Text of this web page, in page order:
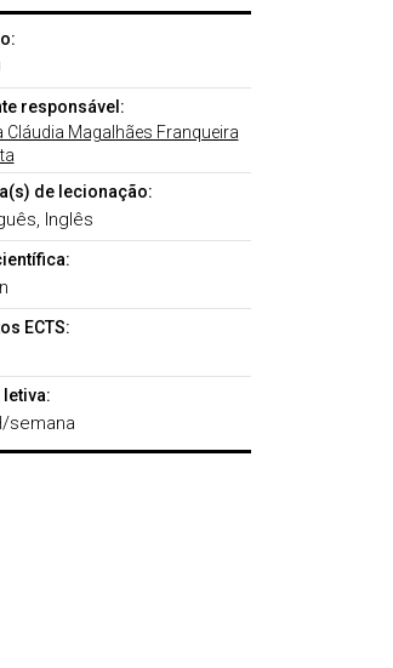
responsável:
Cláudia Magalhães Franqueira
de lecionação:
Inglês
ECTS:
letiva:
semana